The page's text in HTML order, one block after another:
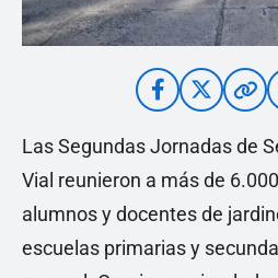
Las Segundas Jornadas de
Vial reunieron a más de
alumnos y docentes de
escuelas primarias y